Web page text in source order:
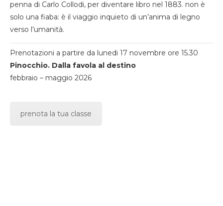
penna di Carlo Collodi, per diventare libro nel 1883. non è
solo una fiaba: è il viaggio inquieto di un’anima di legno
verso l’umanità.
Prenotazioni a partire da lunedi 17 novembre ore 15.30
Pinocchio. Dalla favola al destino
febbraio – maggio 2026
prenota la tua classe